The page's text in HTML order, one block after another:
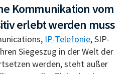
Kommunikation vom
erlebt werden muss
IP-Telefonie, SIP-
Siegeszug in der Welt der
werden, steht außer